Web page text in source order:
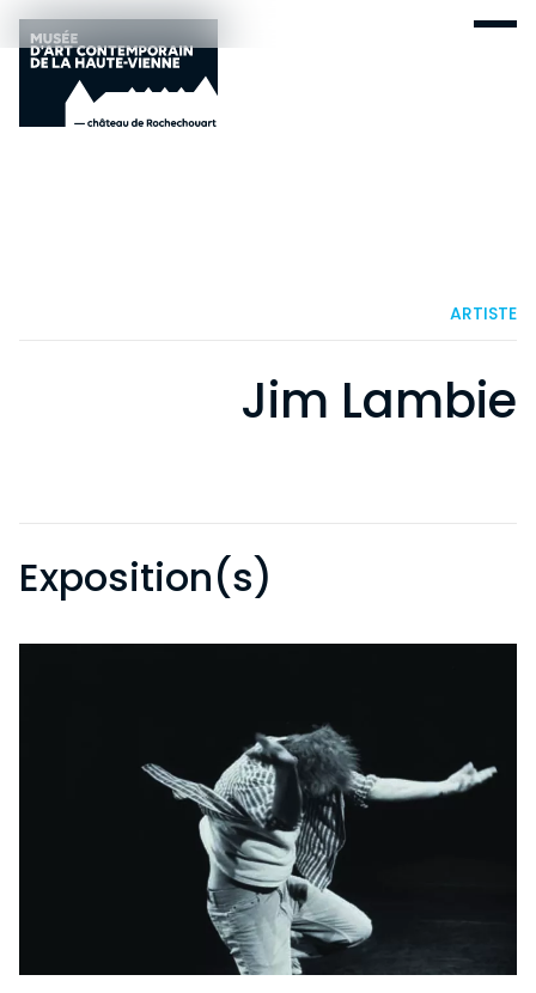
ARTISTE
Jim Lambie
Exposition(s)